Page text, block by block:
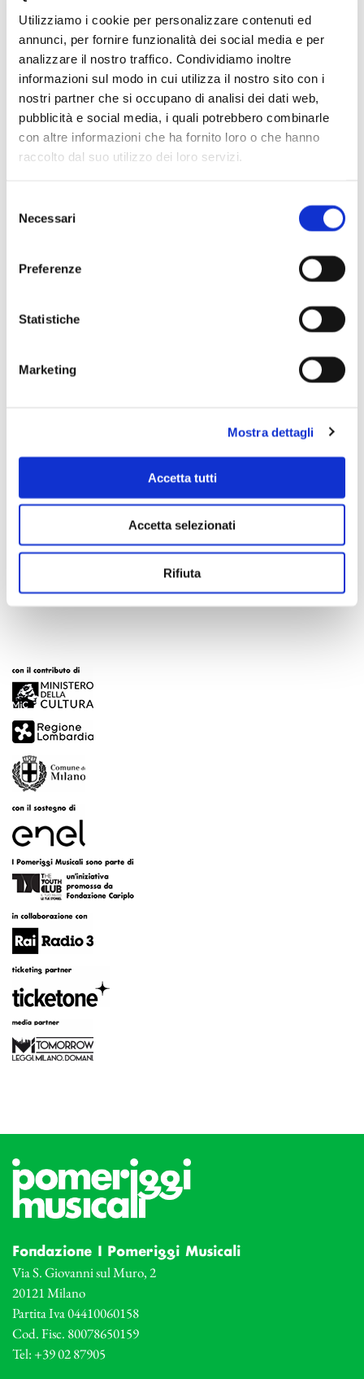
Utilizziamo i cookie per personalizzare contenuti ed
annunci, per fornire funzionalità dei social media e per
analizzare il nostro traffico. Condividiamo inoltre
informazioni sul modo in cui utilizza il nostro sito con i
nostri partner che si occupano di analisi dei dati web,
pubblicità e social media, i quali potrebbero combinarle
con altre informazioni che ha fornito loro o che hanno
raccolto dal suo utilizzo dei loro servizi.
delNecessari
Preferenze
Statistiche
Marketing
Mostra dettagli
Accetta tutti
Accetta selezionati
Rifiuta
Scopri di più
Fondazione I Pomeriggi Musicali
Via S. Giovanni sul Muro, 2
20121 Milano
Partita Iva 04410060158
Cod. Fisc. 80078650159
Tel: +39 02 87905